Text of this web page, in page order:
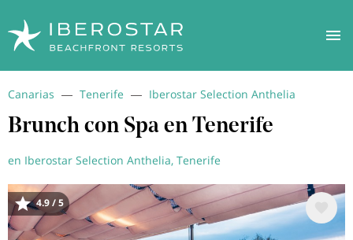
al
contenido
principal
Canarias Tenerife Iberostar Selection Anthelia
Brunch con Spa en Tenerife
en Iberostar Selection Anthelia, Tenerife
Image
4.9 / 5